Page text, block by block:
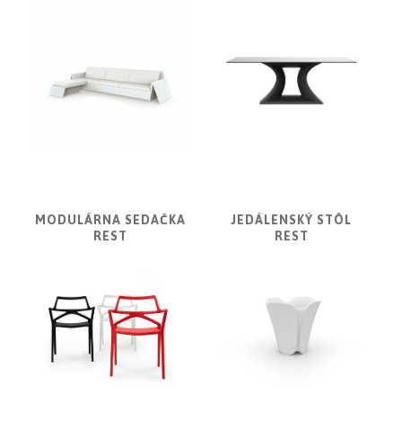
MODULÁRNA SEDAČKA
REST
JEDÁLENSKÝ STÔL
REST